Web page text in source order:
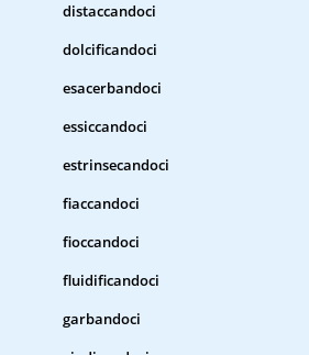
distaccandoci
dolcificandoci
esacerbandoci
essiccandoci
estrinsecandoci
fiaccandoci
fioccandoci
fluidificandoci
garbandoci